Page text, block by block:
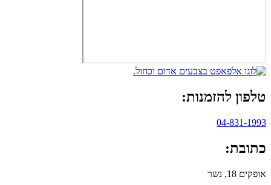
טלפון להזמנות:
04-831-1993
כתובת:
אופקים 18, נשר